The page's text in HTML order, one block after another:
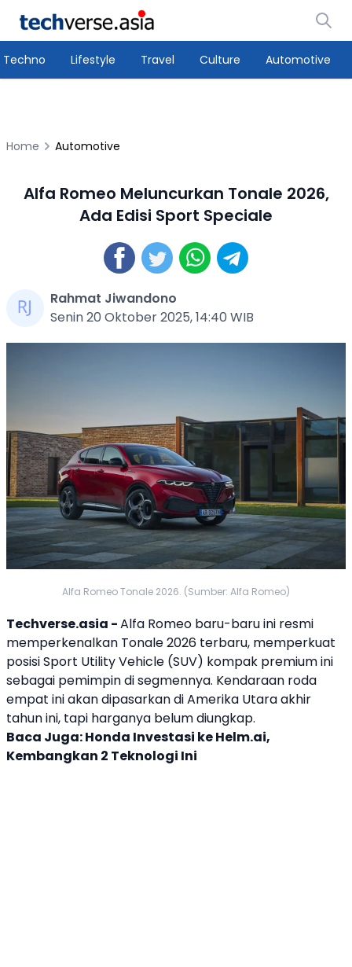
Techno Lifestyle Travel Culture Automotive
Home Automotive
Alfa Romeo Meluncurkan Tonale 2026,
Ada Edisi Sport Speciale
Rahmat Jiwandono
Senin 20 Oktober 2025, 14:40 WIB
Alfa Romeo Tonale 2026. (Sumber: Alfa Romeo)
Techverse.asia -Alfa Romeo baru-baru ini resmi
memperkenalkan Tonale 2026 terbaru, memperkuat
posisi Sport Utility Vehicle (SUV) kompak premium ini
sebagai pemimpin di segmennya. Kendaraan roda
empat ini akan dipasarkan di Amerika Utara akhir
tahun ini, tapi harganya belum diungkap.
Baca Juga:Honda Investasi ke Helm.ai,
Kembangkan 2 Teknologi Ini